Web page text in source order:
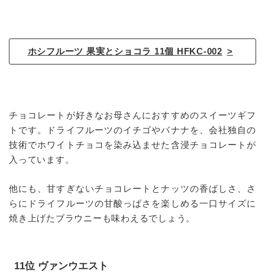
ホシフルーツ 果実とショコラ 11個 HFKC-002
チョコレートが好きなお母さんにおすすめのスイーツギフ
トです。ドライフルーツのイチゴやバナナを、会社独自の
技術でホワイトチョコを染み込ませた含浸チョコレートが
入っています。
他にも、甘すぎないチョコレートとナッツの香ばしさ、さ
らにドライフルーツの甘酸っぱさを楽しめる一口サイズに
焼き上げたブラウニーも味わえるでしょう。
11位 ヴァンウエスト